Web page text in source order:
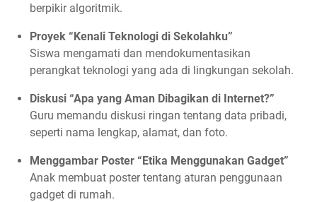
berpikir algoritmik.
Proyek “Kenali Teknologi di Sekolahku”
Siswa mengamati dan mendokumentasikan
perangkat teknologi yang ada di lingkungan sekolah.
Diskusi “Apa yang Aman Dibagikan di Internet?”
Guru memandu diskusi ringan tentang data pribadi,
seperti nama lengkap, alamat, dan foto.
Menggambar Poster “Etika Menggunakan Gadget”
Anak membuat poster tentang aturan penggunaan
gadget di rumah.